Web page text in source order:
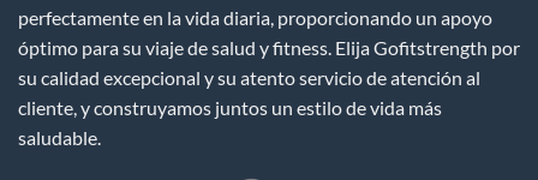
perfectamente en la vida diaria, proporcionando un apoyo
óptimo para su viaje de salud y fitness. Elija Gofitstrength por
su calidad excepcional y su atento servicio de atención al
cliente, y construyamos juntos un estilo de vida más
saludable.